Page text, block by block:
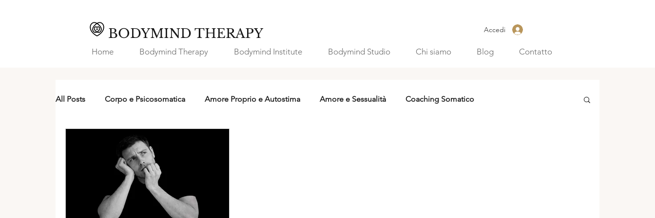
BODYMIND THERAPY
Home Bodymind Therapy Bodymind Institute Bodymind Studio Chi siamo Blog Contatto
Accedi
All Posts Corpo e Psicosomatica Amore Proprio e Autostima Amore e Sessualità Coaching Somatico